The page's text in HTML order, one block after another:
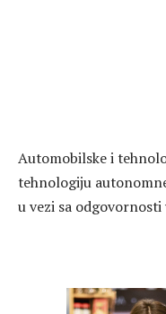
Automobilske i
tehnologiju
u vezi sa odgovornosti